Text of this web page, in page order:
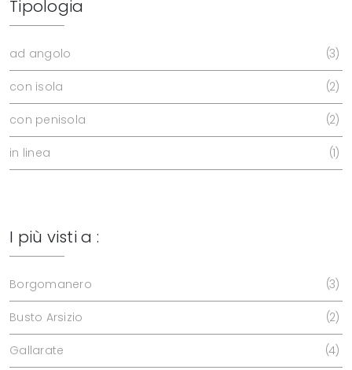
Tipologia
ad angolo 3
con isola 2
con penisola 2
in linea 1
I più visti a :
Borgomanero 3
Busto Arsizio 2
Gallarate 4